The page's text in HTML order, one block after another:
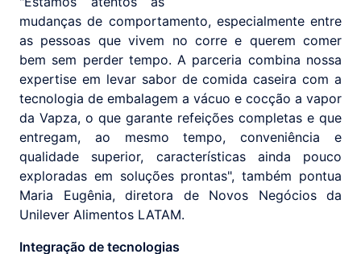
mudanças de comportamento, especialmente entre
as pessoas que vivem no corre e querem comer
bem sem perder tempo. A parceria combina nossa
expertise em levar sabor de comida caseira com a
tecnologia de embalagem a vácuo e cocção a vapor
da Vapza, o que garante refeições completas e que
entregam, ao mesmo tempo, conveniência e
qualidade superior, características ainda pouco
exploradas em soluções prontas", também pontua
Maria Eugênia, diretora de Novos Negócios da
Unilever Alimentos LATAM.
Integração de tecnologias